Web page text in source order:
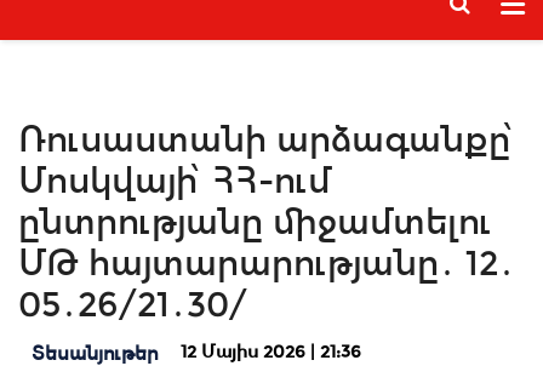
Ռուսաստանի արձագանքը՝
Մոսկվայի՝ ՀՀ-ում
ընտրությանը միջամտելու
ՄԹ հայտարարությանը․ 12․
05․26/21․30/
Տեսանյութեր 12 Մայիս 2026 | 21:36